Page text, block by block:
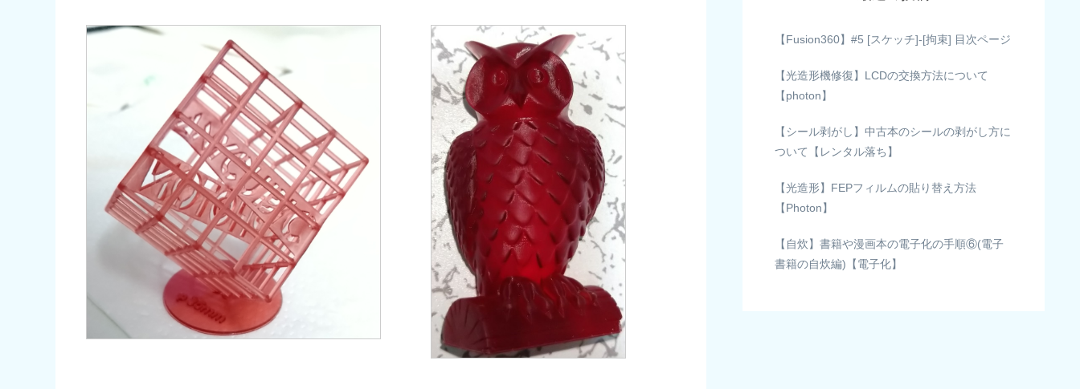
【Fusion360】#5 [スケッチ]-[拘束] 目次ページ
【光造形機修復】LCDの交換方法について
【photon】
【シール剥がし】中古本のシールの剥がし方に
ついて【レンタル落ち】
【光造形】FEPフィルムの貼り替え方法
【Photon】
【自炊】書籍や漫画本の電子化の手順⑥(電子
書籍の自炊編)【電子化】